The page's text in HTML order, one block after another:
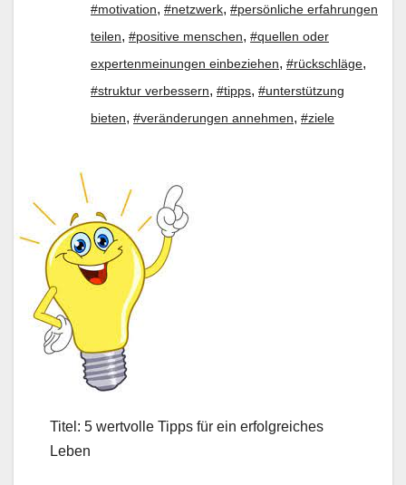
#motivation, #netzwerk, #persönliche erfahrungen
teilen, #positive menschen, #quellen oder
expertenmeinungen einbeziehen, #rückschläge,
#struktur verbessern, #tipps, #unterstützung
bieten, #veränderungen annehmen, #ziele
Titel: 5 wertvolle Tipps für ein erfolgreiches
Leben